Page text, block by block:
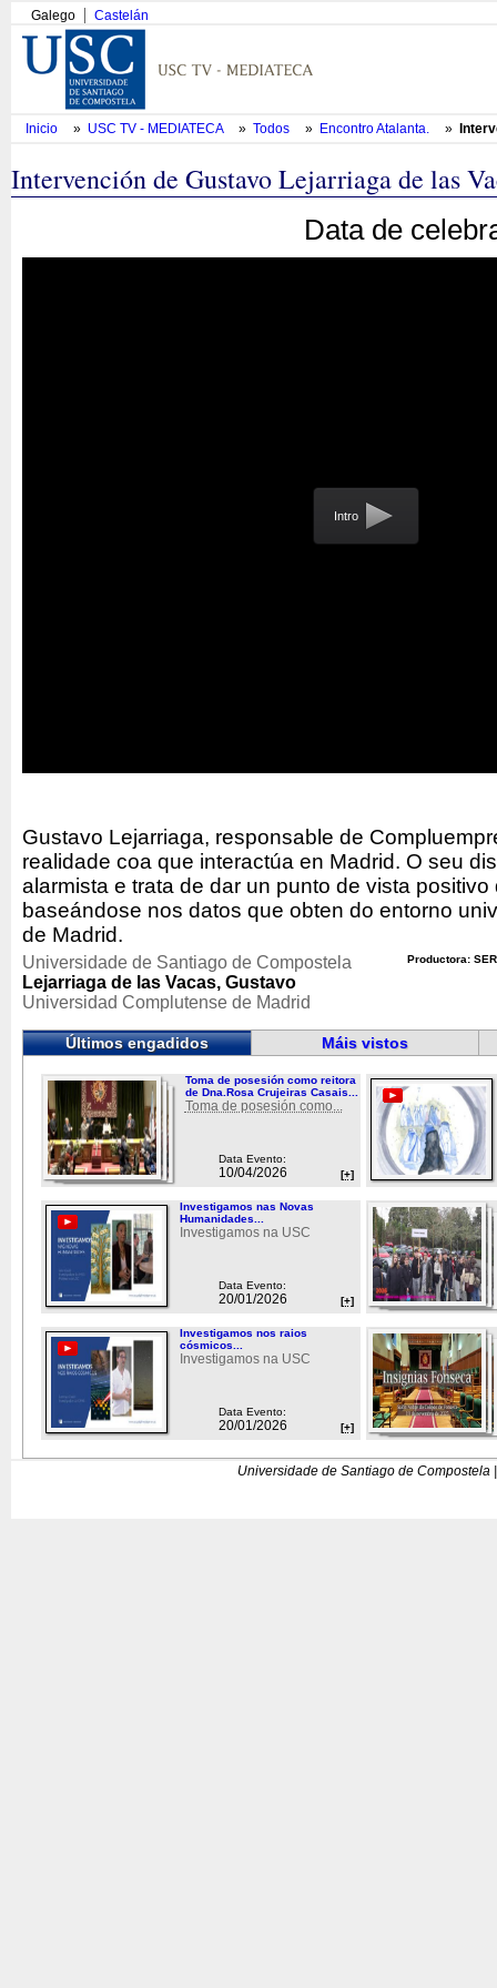
Galego Castelán
Inicio » USC TV - MEDIATECA » Todos » Encontro Atalanta. »
Intervención de Gustavo Lejarriaga de las
Data de
Intro
Gustavo Lejarriaga, responsable de
realidade coa que interactúa en Madrid. O seu
alarmista e trata de dar un punto de vista positivo
baseándose nos datos que obten do entorno
de Madrid.
Productora:
Universidade de Santiago de Compostela
Lejarriaga de las Vacas, Gustavo
Universidad Complutense de Madrid
Últimos engadidos Máis vistos
Toma de posesión como reitora
de Dna.Rosa Crujeiras Casais...
Toma de posesión como...
Data Evento:
10/04/2026 [+]
Investigamos nas Novas
Humanidades...
Investigamos na USC
Data Evento:
20/01/2026 [+]
Investigamos nos raios
cósmicos...
Investigamos na USC
Data Evento:
20/01/2026 [+]
Universidade de Santiago de